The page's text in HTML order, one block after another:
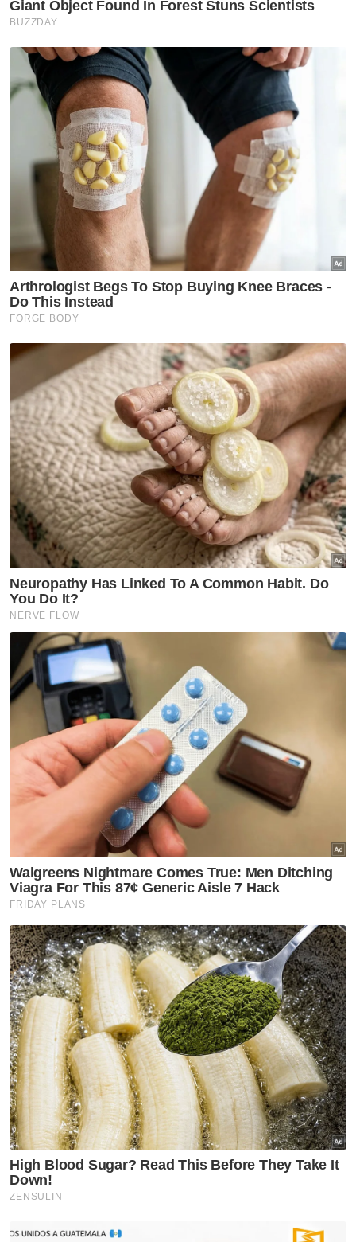
Mahkamah Syariah dan akan mengadakan
siri perhimpunan untuk menyahut seruan
gerakan 'selamatkan syariah'.
"Saya khuatir isu seperti Rang Undang-
Undang (RUU) Mahkamah Syariah Bidang
Kuasa Jenayah (RUU355) yang pernah
dipolitikkan suatu ketika dahulu akan
berulang di mana umat Islam di negara ini
diheret kepada satu kancah pertikaian yang
asalnya adalah soal perundangan dan kuasa-
kuasa peruntukkan," katanya.
Berita Telus & Tulus menerusi E-Mel setiap
hari!
Rabu lalu, Tuan Ibrahim berkata, PN akan
menganjurkan siri perhimpunan pada 16, 18
dan 20 November ini bagi membantah
petisyen dua individu yang mencabar 20
peruntukan dalam Enakmen Kanun Jenayah
Syariah (I) Kelantan 2019.
Menurutnya, perhimpunan tersebut akan
diadakan masing-masing di Terengganu,
Kelantan dan perhimpunan munajat di Istana
Kehakiman, Putrajaya.
Muat turun aplikasi Sinar Harian.
Klik di sini!
Reformasi
Undang Undang Syariah
Nik Elin Zurina
Artikel Disyorkan
Nasional
Isu zakat TH perlu difahami
dalam konteks syariah - Mufti
Pahang
Nasional